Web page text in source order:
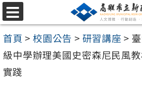
跳
至
主
要
內
選
單
首頁 > 校園公告 > 研習講座 >
級中學辦理美國史密森尼民風
實踐